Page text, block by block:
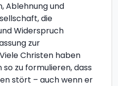
Ablehnung und
die
Widerspruch
zur
Christen haben
zu formulieren, dass
stört – auch wenn er